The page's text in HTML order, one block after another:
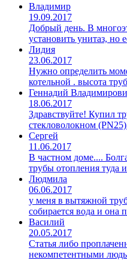
Владимир
19.09.2017
Добрый день. В
установить унитаз, но
Лидия
23.06.2017
Нужно определить
котельной . высота
Геннадий
18.06.2017
Здравствуйте! Купил
стекловолокном
Сергей
11.06.2017
В частном доме....
трубы отопления туда
Людмила
06.06.2017
у меня в вытяжной
собирается вода и она
Василий
20.05.2017
Статья либо
некомпетентными